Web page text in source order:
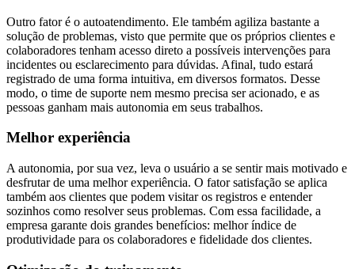
Outro fator é o autoatendimento. Ele também agiliza bastante a
solução de problemas, visto que permite que os próprios clientes e
colaboradores tenham acesso direto a possíveis intervenções para
incidentes ou esclarecimento para dúvidas. Afinal, tudo estará
registrado de uma forma intuitiva, em diversos formatos. Desse
modo, o time de suporte nem mesmo precisa ser acionado, e as
pessoas ganham mais autonomia em seus trabalhos.
Melhor experiência
A autonomia, por sua vez, leva o usuário a se sentir mais motivado e
desfrutar de uma melhor experiência. O fator satisfação se aplica
também aos clientes que podem visitar os registros e entender
sozinhos como resolver seus problemas. Com essa facilidade, a
empresa garante dois grandes benefícios: melhor índice de
produtividade para os colaboradores e fidelidade dos clientes.